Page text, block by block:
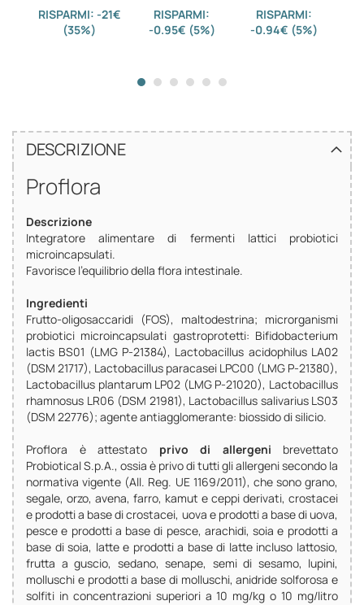
RISPARMI: -21€
(35%)
RISPARMI:
-0.95€ (5%)
RISPARMI:
-0.94€ (5%)
DESCRIZIONE
Proflora
Descrizione
Integratore alimentare di fermenti lattici probiotici
microincapsulati.
Favorisce l'equilibrio della flora intestinale.
Ingredienti
Frutto-oligosaccaridi (FOS), maltodestrina; microrganismi
probiotici microincapsulati gastroprotetti: Bifidobacterium
lactis BS01 (LMG P-21384), Lactobacillus acidophilus LA02
(DSM 21717), Lactobacillus paracasei LPC00 (LMG P-21380),
Lactobacillus plantarum LP02 (LMG P-21020), Lactobacillus
rhamnosus LR06 (DSM 21981), Lactobacillus salivarius LS03
(DSM 22776); agente antiagglomerante: biossido di silicio.
Proflora è attestato privo di allergeni brevettato
Probiotical S.p.A., ossia è privo di tutti gli allergeni secondo la
normativa vigente (All. Reg. UE 1169/2011), che sono grano,
segale, orzo, avena, farro, kamut e ceppi derivati, crostacei
e prodotti a base di crostacei, uova e prodotti a base di uova,
pesce e prodotti a base di pesce, arachidi, soia e prodotti a
base di soia, latte e prodotti a base di latte incluso lattosio,
frutta a guscio, sedano, senape, semi di sesamo, lupini,
molluschi e prodotti a base di molluschi, anidride solforosa e
solfiti in concentrazioni superiori a 10 mg/kg o 10 mg/litro